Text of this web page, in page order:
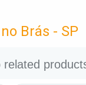
Brás - SP